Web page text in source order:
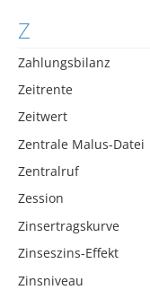
Z
Zahlungsbilanz
Zeitrente
Zeitwert
Zentrale Malus-Datei
Zentralruf
Zession
Zinsertragskurve
Zinseszins-Effekt
Zinsniveau